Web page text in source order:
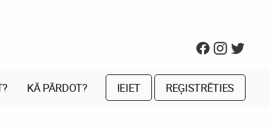
KĀ PĀRDOT? IEIET REĢISTRĒTIES